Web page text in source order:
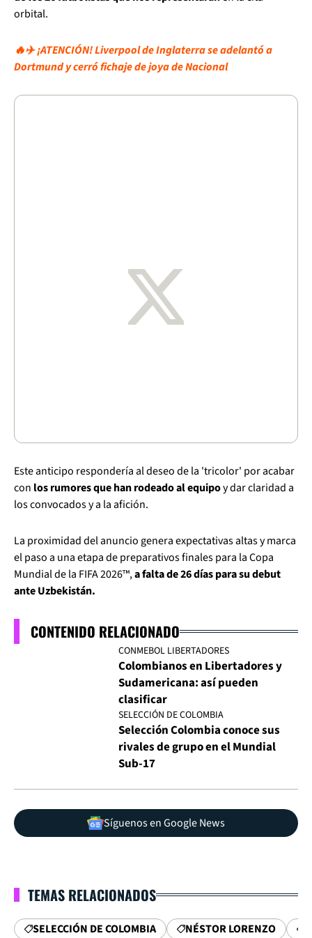
orbital.
🔥✈️ ¡ATENCIÓN! Liverpool de Inglaterra se adelantó a
Dortmund y cerró fichaje de joya de Nacional
Este anticipo respondería al deseo de la 'tricolor' por acabar
con los rumores que han rodeado al equipoy dar claridad a
los convocados y a la afición.
La proximidad del anuncio genera expectativas altas y marca
el paso a una etapa de preparativos finales para la Copa
Mundial de la FIFA 2026™,a falta de 26 días para su debut
ante Uzbekistán.
CONTENIDO RELACIONADO
CONMEBOL LIBERTADORES
Colombianos en Libertadores y
Sudamericana: así pueden
clasificar
SELECCIÓN DE COLOMBIA
Selección Colombia conoce sus
rivales de grupo en el Mundial
Sub-17
Síguenos en Google News
TEMAS RELACIONADOS
SELECCIÓN DE COLOMBIA NÉSTOR LORENZO